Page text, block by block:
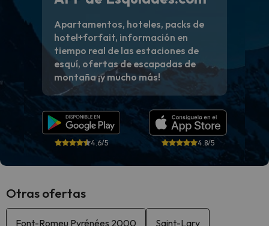
Apartamentos, hoteles, packs de
hotel+forfait, información en
tiempo real de las estaciones de
esquí, ofertas de escapadas de
montaña ¡y mucho más!
4.6/5 4.8/5
Otras ofertas
Font-Romeu Pyrénées 2000 Saint-Lary